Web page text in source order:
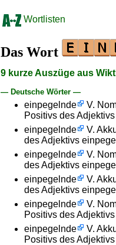
Wortlisten
Das Wort
9 kurze Auszüge aus
— Deutsche Wörter —
einpegelnde
V.
Positivs des
einpegelnde
V.
des Adjektivs
einpegelnde
V.
des Adjektivs
einpegelnde
V.
des Adjektivs
einpegelnde
V.
Positivs des
einpegelnde
V.
Positivs des